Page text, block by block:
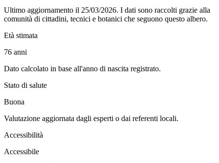
Ultimo aggiornamento il 25/03/2026. I dati sono raccolti grazie alla
comunità di cittadini, tecnici e botanici che seguono questo albero.
Età stimata
76 anni
Dato calcolato in base all'anno di nascita registrato.
Stato di salute
Buona
Valutazione aggiornata dagli esperti o dai referenti locali.
Accessibilità
Accessibile